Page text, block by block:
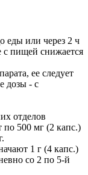
еды или через 2 ч
с пищей снижается
ее следует
дозы - с
отделов
500 мг (2 капс.)
1 г (4 капс.)
со 2 по 5-й